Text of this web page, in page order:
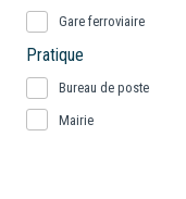
Gare ferroviaire
Pratique
Bureau de poste
Mairie